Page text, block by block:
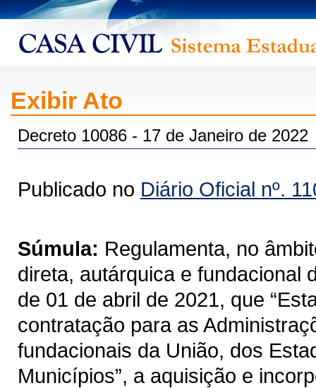
Exibir Ato
Decreto 10086 - 17 de Janeiro de 2022
Publicado no Diário Oficial nº.
Súmula: Regulamenta, no
direta, autárquica e fundacional
de 01 de abril de 2021, que
contratação para as
fundacionais da União, dos
Municípios”, a aquisição e